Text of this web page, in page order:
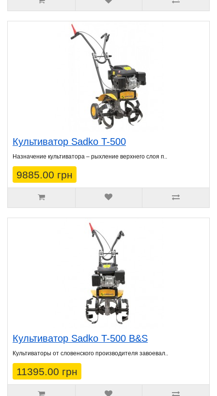
Культиватор Sadko T-500
Назначение культиватора – рыхление верхнего слоя п..
9885.00 грн
Культиватор Sadko T-500 B&S
Культиваторы от словенского производителя завоевал..
11395.00 грн